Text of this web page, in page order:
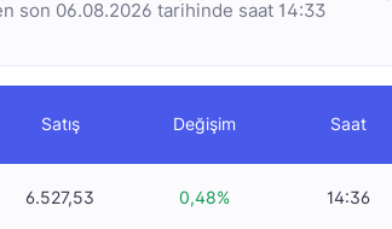
son 06.08.2026 tarihinde saat 14:33
Satış Değişim Saat
6.527,53 0,48% 14:36